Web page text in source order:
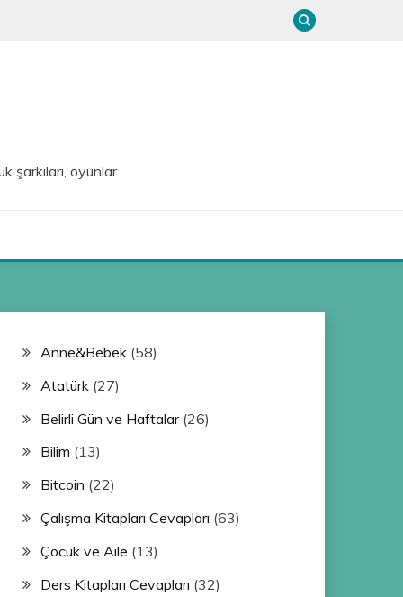
şarkıları, oyunlar
Anne&Bebek(58)
Atatürk(27)
Belirli Gün ve Haftalar(26)
Bilim (13)
Bitcoin (22)
Çalışma Kitapları Cevapları (63)
Çocuk ve Aile (13)
Ders Kitapları Cevapları (32)